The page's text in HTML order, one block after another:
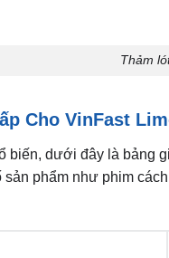
Thảm
Cho VinFast
biến, dưới đây là bảng
sản phẩm như phim